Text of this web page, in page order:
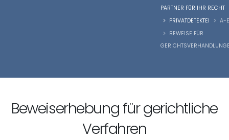
PARTNER FÜR IHR RECHT
PRIVATDETEKTEI
A-E
BEWEISE FÜR
Beweiserhebung für gerichtliche
Verfahren